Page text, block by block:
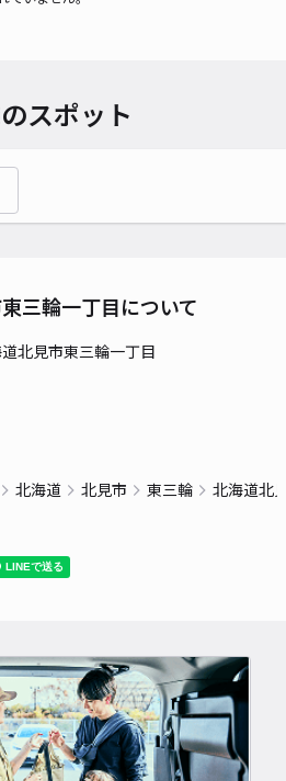
スポット
三輪一丁目について
北見市東三輪一丁目
北海道 北見市 東三輪 北海道北